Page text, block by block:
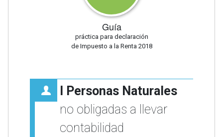
Guía
práctica para declaración
de Impuesto a la Renta 2018
I Personas Naturales
no obligadas a llevar
contabilidad